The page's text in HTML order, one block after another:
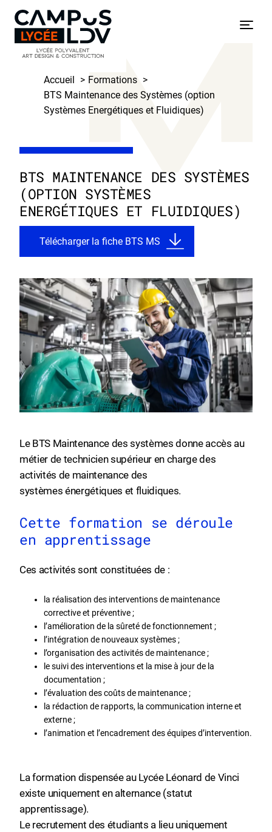
content
Accueil
Formations
BTS Maintenance des Systèmes (option
Systèmes Energétiques et Fluidiques)
BTS MAINTENANCE DES SYSTÈMES
(OPTION SYSTÈMES
ENERGÉTIQUES ET FLUIDIQUES)
Télécharger la fiche BTS MS
Le BTS Maintenance des systèmes donne accès au
métier de technicien supérieur en charge des
activités de maintenance des
systèmes énergétiques et fluidiques.
Cette formation se déroule
en apprentissage
Ces activités sont constituées de :
la réalisation des interventions de maintenance
corrective et préventive ;
l’amélioration de la sûreté de fonctionnement ;
l’intégration de nouveaux systèmes ;
l’organisation des activités de maintenance ;
le suivi des interventions et la mise à jour de la
documentation ;
l’évaluation des coûts de maintenance ;
la rédaction de rapports, la communication interne et
externe ;
l’animation et l’encadrement des équipes d’intervention.
La formation dispensée au Lycée Léonard de Vinci
existe uniquement en alternance (statut
apprentissage).
Le recrutement des étudiants a lieu uniquement